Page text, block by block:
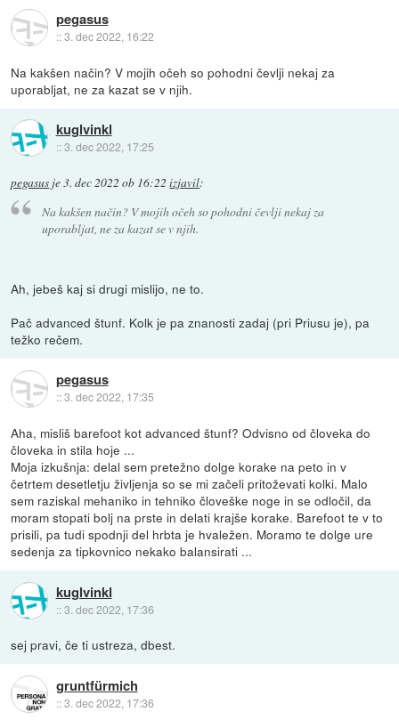
pegasus
::3. dec 2022, 16:22
Na kakšen način? V mojih očeh so pohodni čevlji nekaj za
uporabljat, ne za kazat se v njih.
kuglvinkl
::3. dec 2022, 17:25
pegasus je3. dec 2022 ob 16:22 izjavil:
Na kakšen način? V mojih očeh so pohodni čevlji nekaj za
uporabljat, ne za kazat se v njih.
Ah, jebeš kaj si drugi mislijo, ne to.
Pač advanced štunf. Kolk je pa znanosti zadaj (pri Priusu je), pa
težko rečem.
pegasus
::3. dec 2022, 17:35
Aha, misliš barefoot kot advanced štunf? Odvisno od človeka do
človeka in stila hoje ...
Moja izkušnja: delal sem pretežno dolge korake na peto in v
četrtem desetletju življenja so se mi začeli pritoževati kolki. Malo
sem raziskal mehaniko in tehniko človeške noge in se odločil, da
moram stopati bolj na prste in delati krajše korake. Barefoot te v to
prisili, pa tudi spodnji del hrbta je hvaležen. Moramo te dolge ure
sedenja za tipkovnico nekako balansirati ...
kuglvinkl
::3. dec 2022, 17:36
sej pravi, če ti ustreza, dbest.
gruntfürmich
::3. dec 2022, 17:36